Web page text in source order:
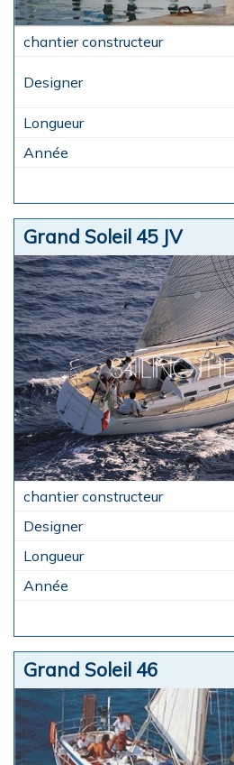
Grand Soleil 45 JV
Grand Soleil 46